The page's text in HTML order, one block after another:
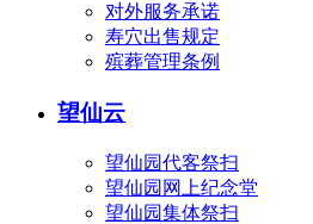
对外服务承诺
寿穴出售规定
殡葬管理条例
望仙云
望仙园代客祭扫
望仙园网上纪念堂
望仙园集体祭扫